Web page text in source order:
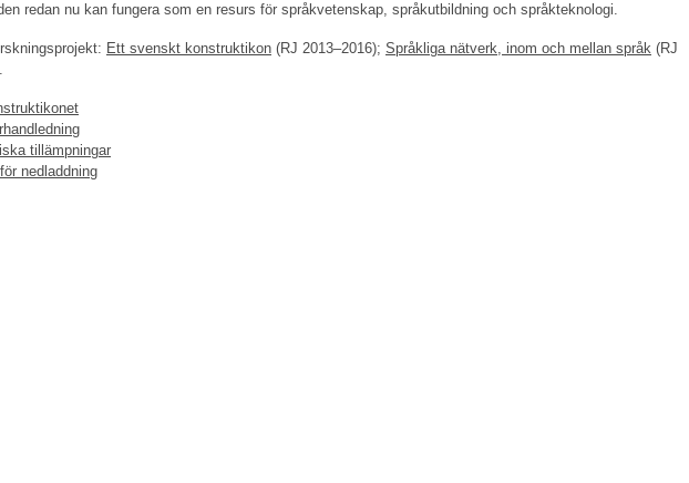
redan nu kan fungera som en resurs för språkvetenskap, språkutbildning och språkteknologi.
Ett svenskt konstruktikon (RJ 2013–2016); Språkliga nätverk, inom och mellan språk (RJ
tillämpningar
nedladdning